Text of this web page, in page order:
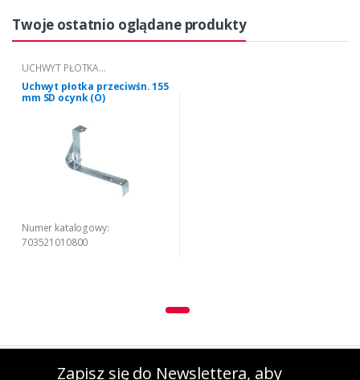
Twoje ostatnio oglądane produkty
UCHWYT PŁOTKA
PRZECIWŚNIEGOWEGO "S" 155
Uchwyt płotka przeciwśn. 155
mm SD ocynk (O)
Numer katalogowy:
703521010800
Zapisz się do Newslettera, aby